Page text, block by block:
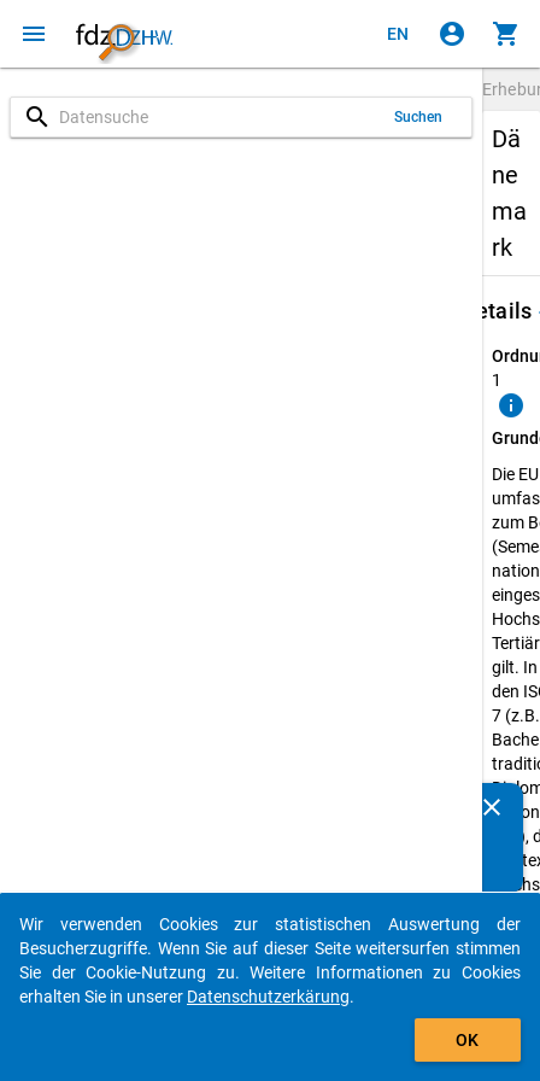
menu EN account_circle shopping_cart
search Suchen
Dä
ne
ma
rk
Details
1
info
Die
zum
gilt. In
den
7
etc.),
clear
auto_stories
add_shopping_cart
Wir verwenden Cookies zur statistischen Auswertung der
Besucherzugriffe. Wenn Sie auf dieser Seite weitersurfen stimmen
Sie der Cookie-Nutzung zu. Weitere Informationen zu Cookies
erhalten Sie in unserer Datenschutzerkärung.
OK